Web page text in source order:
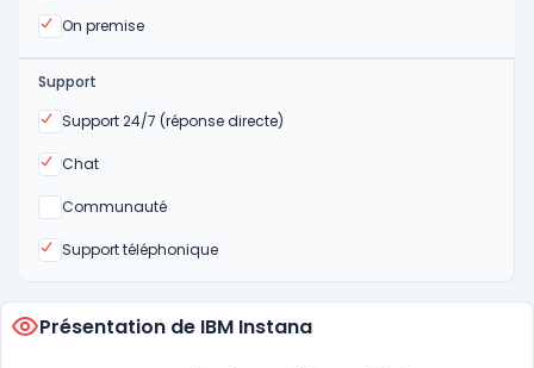
On premise
Oui
Support
Support 24/7 (réponse directe)
Oui
Chat
Oui
Communauté
Non
Support téléphonique
Oui
Présentation de IBM Instana